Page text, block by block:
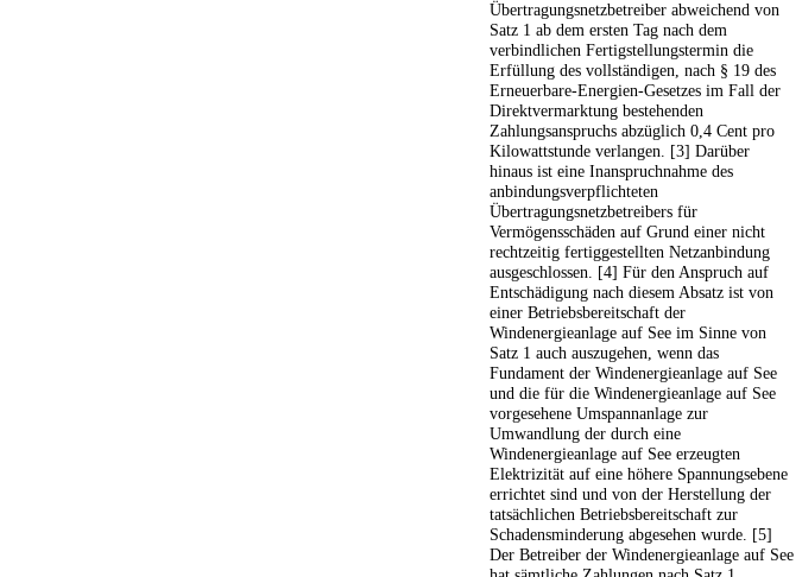
Übertragungsnetzbetreiber abweichend von
Satz 1 ab dem ersten Tag nach dem
verbindlichen Fertigstellungstermin die
Erfüllung des vollständigen, nach § 19 des
Erneuerbare-Energien-Gesetzes im Fall der
Direktvermarktung bestehenden
Zahlungsanspruchs abzüglich 0,4 Cent pro
Kilowattstunde verlangen. [3] Darüber
hinaus ist eine Inanspruchnahme des
anbindungsverpflichteten
Übertragungsnetzbetreibers für
Vermögensschäden auf Grund einer nicht
rechtzeitig fertiggestellten Netzanbindung
ausgeschlossen. [4] Für den Anspruch auf
Entschädigung nach diesem Absatz ist von
einer Betriebsbereitschaft der
Windenergieanlage auf See im Sinne von
Satz 1 auch auszugehen, wenn das
Fundament der Windenergieanlage auf See
und die für die Windenergieanlage auf See
vorgesehene Umspannanlage zur
Umwandlung der durch eine
Windenergieanlage auf See erzeugten
Elektrizität auf eine höhere Spannungsebene
errichtet sind und von der Herstellung der
tatsächlichen Betriebsbereitschaft zur
Schadensminderung abgesehen wurde. [5]
Der Betreiber der Windenergieanlage auf See